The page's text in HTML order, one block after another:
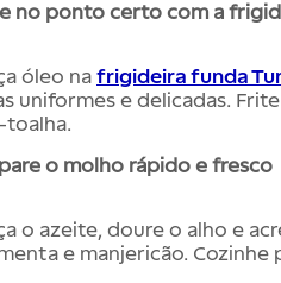
no ponto certo com a
óleo na frigideira funda
uniformes e delicadas.
toalha.
o molho rápido e fresco
o azeite, doure o alho e
e manjericão.